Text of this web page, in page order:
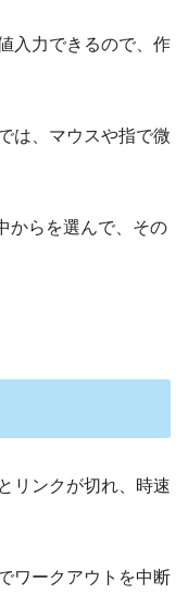
入力できるので、作
は、マウスや指で微
からを選んで、その
リンクが切れ、時速
ワークアウトを中断